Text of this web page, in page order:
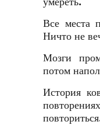
Все места
Ничто не
Мозги
потом
История